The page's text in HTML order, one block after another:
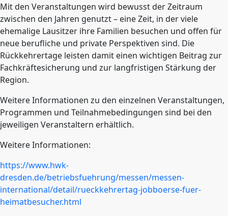
Mit den Veranstaltungen wird bewusst der Zeitraum
zwischen den Jahren genutzt – eine Zeit, in der viele
ehemalige Lausitzer ihre Familien besuchen und offen für
neue berufliche und private Perspektiven sind. Die
Rückkehrertage leisten damit einen wichtigen Beitrag zur
Fachkräftesicherung und zur langfristigen Stärkung der
Region.
Weitere Informationen zu den einzelnen Veranstaltungen,
Programmen und Teilnahmebedingungen sind bei den
jeweiligen Veranstaltern erhältlich.
Weitere Informationen:
https://www.hwk-
dresden.de/betriebsfuehrung/messen/messen-
international/detail/rueckkehrertag-jobboerse-fuer-
heimatbesucher.html